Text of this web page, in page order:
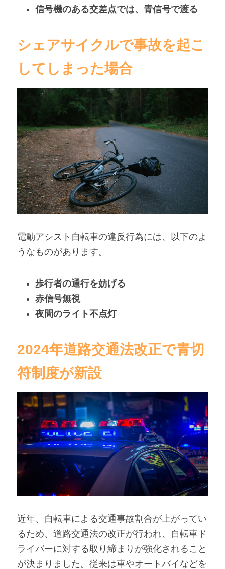
信号機のある交差点では、青信号で渡る
シェアサイクルで事故を起こ
してしまった場合
電動アシスト自転車の違反行為には、以下のよ
うなものがあります。
歩行者の通行を妨げる
赤信号無視
夜間のライト不点灯
2024年道路交通法改正で青切
符制度が新設
近年、自転車による交通事故割合が上がってい
るため、道路交通法の改正が行われ、自転車ド
ライバーに対する取り締まりが強化されること
が決まりました。従来は車やオートバイなどを